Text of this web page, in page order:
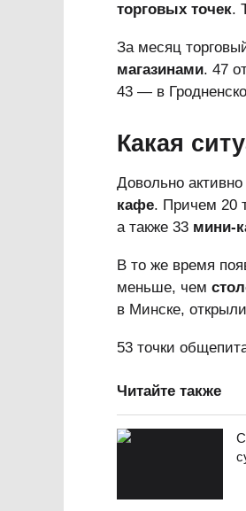
торговых точек.
За месяц
магазинами. 47
43 — в
Какая
Довольно
кафе. Причем 20
а также 33 мини-
В то же время
меньше, чем
в Минске,
53 точки
Читайте также